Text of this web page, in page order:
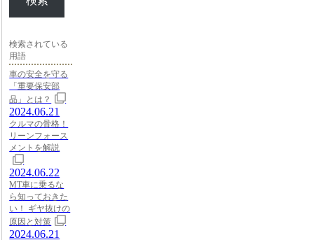
検索されている
用語
車の安全を守る
「重要保安部
品」とは？
2024.06.21
クルマの骨格！
リーンフォース
メントを解説
2024.06.22
MT車に乗るな
ら知っておきた
い！ ギヤ抜けの
原因と対策
2024.06.21